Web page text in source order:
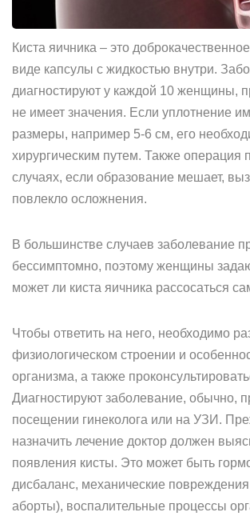
Киста яичника – это
виде капсулы с жидкостью внутри.
диагностируют у каждой 10 женщины,
не имеет значения. Если уплотнение
размеры, например 5-6 см, его
хирургическим путем. Также операция
случаях, если образование мешает,
повлекло осложнения.
В большинстве случаев заболевание
бессимптомно, поэтому женщины
может ли киста яичника рассосаться
Чтобы ответить на него, необходимо
физиологическом строении и
организма, а также
Диагностируют заболевание, обычно,
посещении гинеколога или на УЗИ.
назначить лечение доктор должен
появления кисты. Это может быть
дисбаланс, механические
аборты), воспалительные процессы